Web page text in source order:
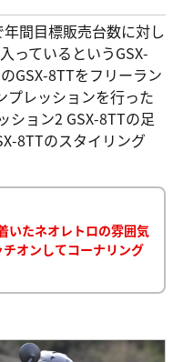
間目標販売台数に対し
っているというGSX-
GSX-8TTをフリーラン
プレッションを行った
ション2 GSX-8TTの足
8TTのスタイリング
いたネオレトロの雰囲気
オンしてコーナリング